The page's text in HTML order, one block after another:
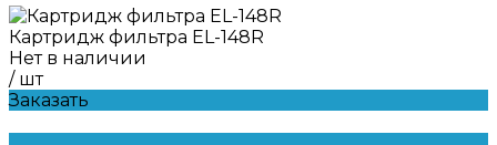
Картридж фильтра EL-148R
Нет в наличии
/ шт
Заказать